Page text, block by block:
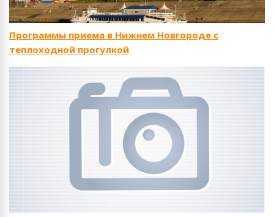
Программы приема в Нижнем Новгороде с
теплоходной прогулкой